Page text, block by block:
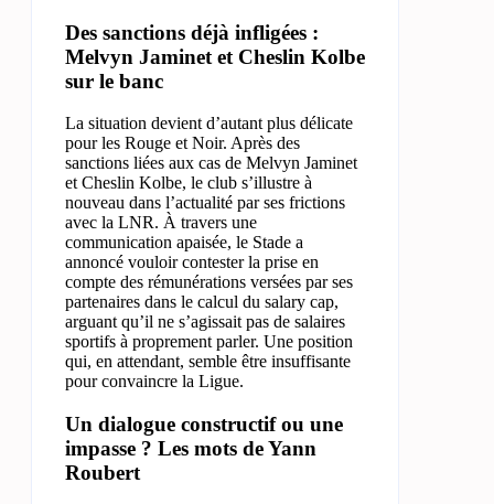
Des sanctions déjà infligées :
Melvyn Jaminet et Cheslin Kolbe
sur le banc
La situation devient d’autant plus délicate
pour les Rouge et Noir. Après des
sanctions liées aux cas de Melvyn Jaminet
et Cheslin Kolbe, le club s’illustre à
nouveau dans l’actualité par ses frictions
avec la LNR. À travers une
communication apaisée, le Stade a
annoncé vouloir contester la prise en
compte des rémunérations versées par ses
partenaires dans le calcul du salary cap,
arguant qu’il ne s’agissait pas de salaires
sportifs à proprement parler. Une position
qui, en attendant, semble être insuffisante
pour convaincre la Ligue.
Un dialogue constructif ou une
impasse ? Les mots de Yann
Roubert